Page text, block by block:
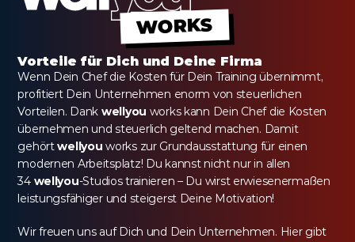
WORKS
Vorteile für Dich und Deine Firma
Wenn Dein Chef die Kosten für Dein Training übernimmt,
profitiert Dein Unternehmen enorm von steuerlichen
Vorteilen. Dank wellyou works kann Dein Chef die Kosten
übernehmen und steuerlich geltend machen. Damit
gehört wellyou works zur Grundausstattung für einen
modernen Arbeitsplatz! Du kannst nicht nur in allen
34 wellyou-Studios trainieren – Du wirst erwiesenermaßen
leistungsfähiger und steigerst Deine Motivation!
Wir freuen uns auf Dich und Dein Unternehmen. Hier gibt